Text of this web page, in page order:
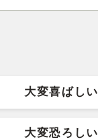
大変喜ばしい
大変恐ろしい